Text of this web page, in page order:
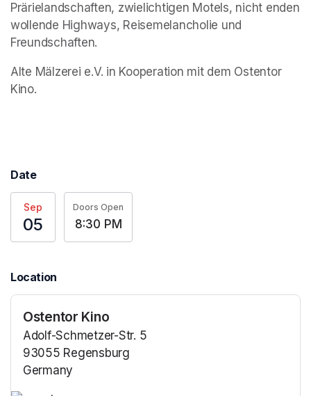
Prärielandschaften, zwielichtigen Motels, nicht enden
wollende Highways, Reisemelancholie und
Freundschaften.
Alte Mälzerei e.V. in Kooperation mit dem Ostentor
Kino.
Date
Sep
05
Doors Open
8:30 PM
Location
Ostentor Kino
Adolf-Schmetzer-Str. 5
93055 Regensburg
Germany